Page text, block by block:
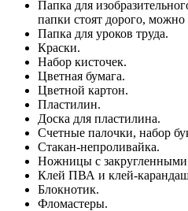
Папка для
папки стоят дорого,
Папка для уроков труда.
Краски.
Набор кисточек.
Цветная бумага.
Цветной картон.
Пластилин.
Доска для пластилина.
Счетные палочки, набор
Стакан-непроливайка.
Ножницы с
Клей ПВА и клей-
Блокнотик.
Фломастеры.